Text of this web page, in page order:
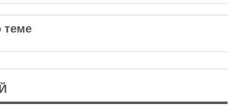
теме